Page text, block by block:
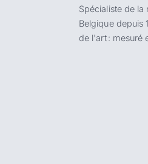
Spécialiste de
Belgique depuis
de l'art : mesuré